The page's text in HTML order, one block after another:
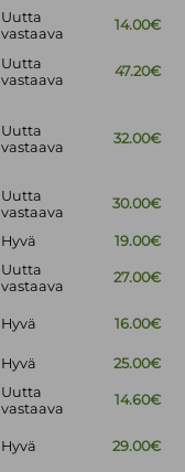
Uutta
vastaava
14.00€
Uutta
vastaava
47.20€
Uutta
vastaava
32.00€
Uutta
vastaava
30.00€
Hyvä 19.00€
Uutta
vastaava
27.00€
Hyvä 16.00€
Hyvä 25.00€
Uutta
vastaava
14.60€
Hyvä 29.00€